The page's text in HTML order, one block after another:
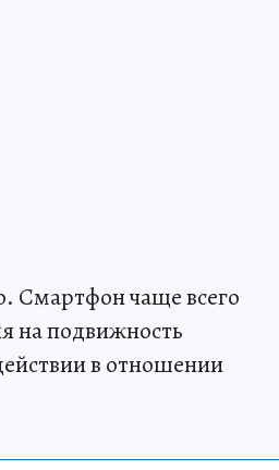
Смартфон чаще всего
на подвижность
в отношении